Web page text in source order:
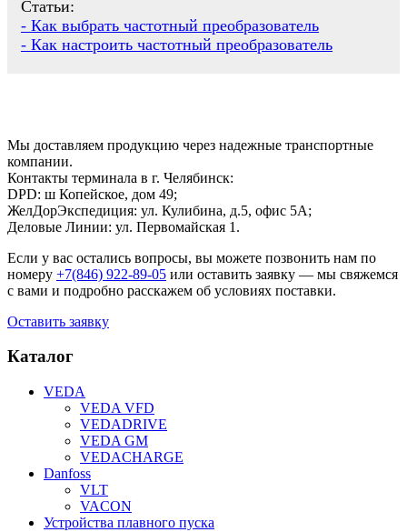
Статьи:
- Как выбрать частотный преобразователь
- Как настроить частотный преобразователь
Мы доставляем продукцию через надежные транспортные
компании.
Контакты терминала в г. Челябинск:
DPD: ш Копейское, дом 49;
ЖелДорЭкспедиция: ул. Кулибина, д.5, офис 5А;
Деловые Линии: ул. Первомайская 1.
Если у вас остались вопросы, вы можете позвонить нам по
номеру +7(846) 922-89-05 или оставить заявку — мы свяжемся
с вами и подробно расскажем об условиях поставки.
Оставить заявку
Каталог
VEDA
VEDA VFD
VEDADRIVE
VEDA GM
VEDACHARGE
Danfoss
VLT
VACON
Устройства плавного пуска